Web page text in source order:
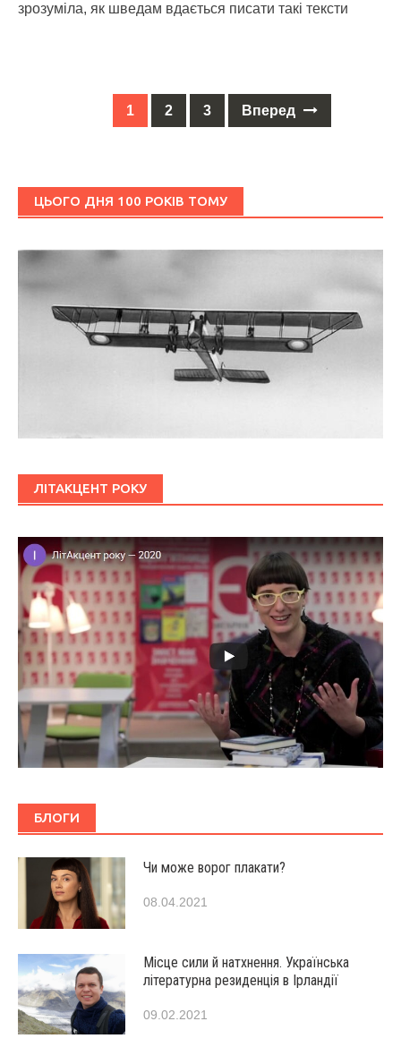
зрозуміла, як шведам вдається писати такі тексти
1 2 3 Вперед
ЦЬОГО ДНЯ 100 РОКІВ ТОМУ
ЛІТАКЦЕНТ РОКУ
БЛОГИ
Чи може ворог плакати?
08.04.2021
Місце сили й натхнення. Українська
літературна резиденція в Ірландії
09.02.2021